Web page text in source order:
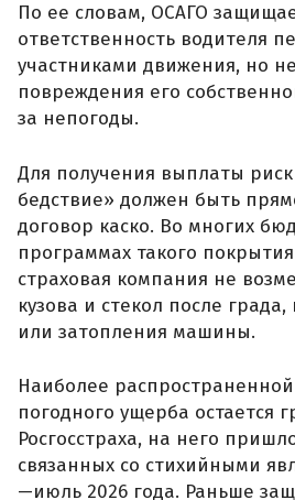
По ее словам, ОСАГО
ответственность водителя
участниками движения, но
повреждения его
за непогоды.
Для получения выплаты
бедствие» должен быть
договор каско. Во многих
программах такого
страховая компания не
кузова и стекол после
или затопления машины.
Наиболее
погодного ущерба остается
Росгосстраха, на него
связанных со стихийными
—июль 2026 года. Раньше